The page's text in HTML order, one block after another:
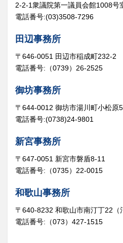
2-2-1衆議院第一議員会館1008号
電話番号:(03)3508-7296
田辺事務所
〒646-0051 田辺市稲成町232-2
電話番号:（0739）26-2525
御坊事務所
〒644-0012 御坊市湯川町小松原
電話番号:(0738)24-9801
新宮事務所
〒647-0051 新宮市磐盾8-11
電話番号:（0735）22-0015
和歌山事務所
〒640-8232 和歌山市南汀丁22（
電話番号:（073）427-1515